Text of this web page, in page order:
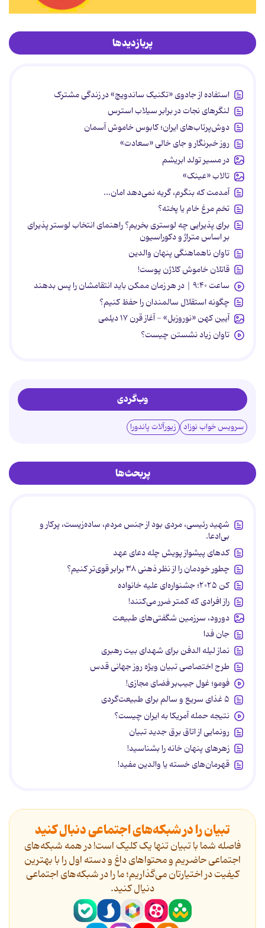
پربازدیدها
استفاده از جادوی «تکنیک ساندویچ» در زندگی مشترک
لنگرهای نجات در برابر سیلاب استرس
دوش‌پرتاب‌های ایران؛ کابوس خاموش آسمان
روز خبرنگار و جای خالی «سعادت»
در مسیر تولد ابریشم
تالاب «عینک»
آمدمت که بنگرم، گریه نمی‌دهد امان...
تخم مرغ خام یا پخته؟
برای پذیرایی چه لوستری بخریم؟ راهنمای انتخاب لوستر پذیرای
بر اساس متراژ و دکوراسیون
تاوان ناهماهنگی پنهان والدین
قاتلان خاموش کلاژن پوست!
ساعت ۹:۴۰ | در هر زمان ممکن باید انتقامشان را پس بدهند
چگونه استقلال سالمندان را حفظ کنیم؟
آیین کهن «نوروزبل» - آغاز قرن ۱۷ دیلمی
تاوان زیاد نشستن چیست؟
وب‌گردی
سرویس خواب نوزاد زیورآلات پاندورا
پربحث‌ها
شهید رئیسی، مردی بود از جنس مردم، ساده‌زیست، پرکار و
بی‌ادعا.
کدهای پیشواز پویش چله دعای عهد
چطور خودمان را از نظر ذهنی ۳۸ برابر قوی‌تر کنیم؟
کن ۲۰۲۵؛ جشنواره‌ای علیه خانواده
راز افرادی که کمتر ضرر می‌کنند!
دورود، سرزمین شگفتی‌های طبیعت
جان فدا
نماز لیله الدفن برای شهدای بیت رهبری
طرح اختصاصی تبیان ویژه روز جهانی قدس
فومو؛ غول جیب‌بر فضای مجازی!
۵ غذای سریع و سالم برای طبیعت‌گردی
نتیجه حمله آمریکا به ایران چیست؟
رونمایی از اتاق برق جدید تبیان
زهرهای پنهان خانه را بشناسید!
قهرمان‌های خسته یا والدین مفید!
تبیان را در شبکه‌های اجتماعی دنبال کنید
فاصله شما با تبیان تنها یک کلیک است! در همه شبکه‌های
اجتماعی حاضریم و محتواهای داغ و دسته اول را با بهترین
کیفیت در اختیارتان می‌گذاریم؛ ما را در شبکه‌های اجتماعی
دنیال کنید.